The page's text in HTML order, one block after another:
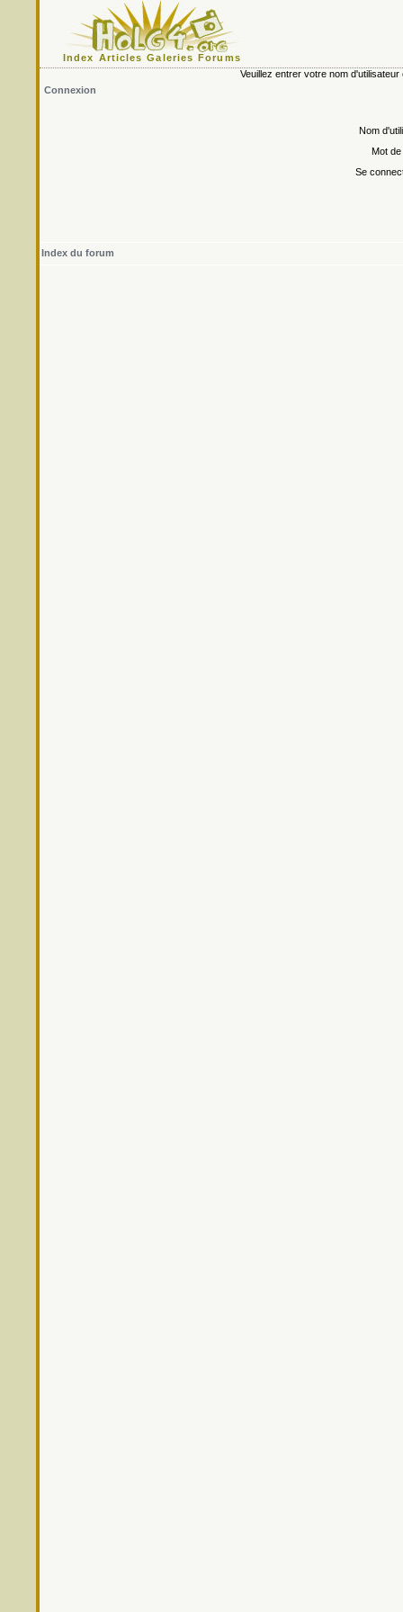
Index Articles Galeries Forums
Veuillez entrer votre nom
Connexion
Nom
Mot
Se
Index du forum